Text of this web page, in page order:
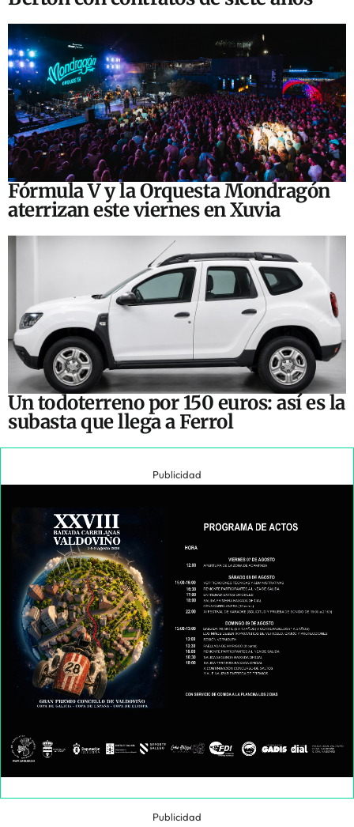
Fórmula V y la Orquesta Mondragón
aterrizan este viernes en Xuvia
Un todoterreno por 150 euros: así es la
subasta que llega a Ferrol
Publicidad
Publicidad